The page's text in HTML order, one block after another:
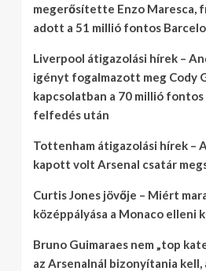
megerősítette Enzo Maresca,
adott a 51 millió fontos
Liverpool átigazolási hírek –
igényt fogalmazott meg Cody
kapcsolatban a 70 millió
felfedés után
Tottenham átigazolási hírek –
kapott volt Arsenal csatár
Curtis Jones jövője – Miért
középpályása a Monaco elleni
Bruno Guimaraes nem „top
az Arsenalnál bizonyítania